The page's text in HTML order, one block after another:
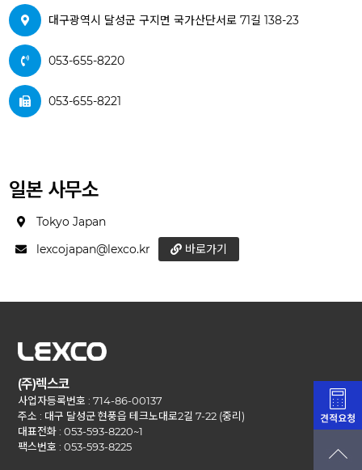
대구광역시 달성군 구지면 국가산단서로 71길 138-23
053-655-8220
053-655-8221
일본 사무소
Tokyo Japan
lexcojapan@lexco.kr
바로가기
(주)렉스코
사업자등록번호 : 714-86-00137
주소 : 대구 달성군 현풍읍 테크노대로2길 7-22 (중리)
대표전화 : 053-593-8220~1
팩스번호 : 053-593-8225